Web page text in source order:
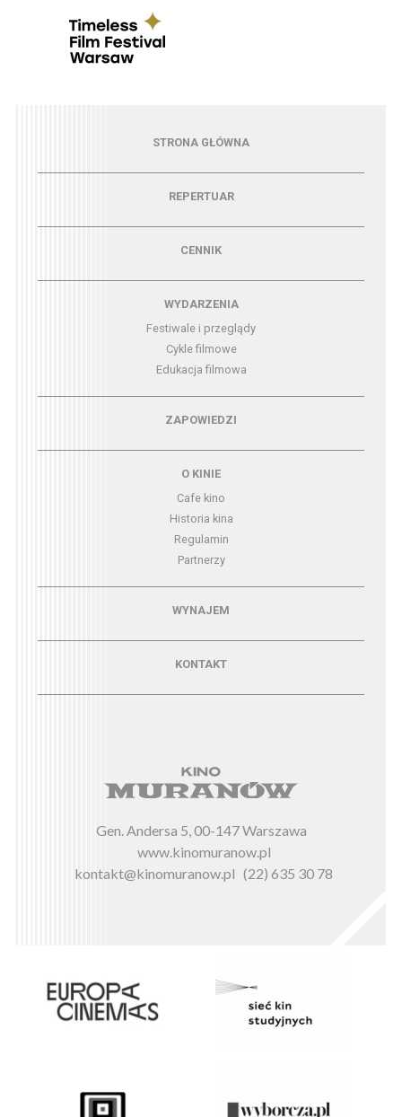
Menu - strona główna
STRONA GŁÓWNA
Menu - repertuarREPERTUAR
CENNIK
Menu - wydarzeniaWYDARZENIA
Festiwale i przeglądy
Cykle filmowe
Edukacja filmowa
Menu - zapowiedziZAPOWIEDZI
O KINIE
Cafe kino
Historia kina
Regulamin
Partnerzy
Menu - wynajemWYNAJEM
KONTAKT
Gen. Andersa 5, 00-147 Warszawa
www.kinomuranow.pl
kontakt@kinomuranow.pl (22) 635 30 78